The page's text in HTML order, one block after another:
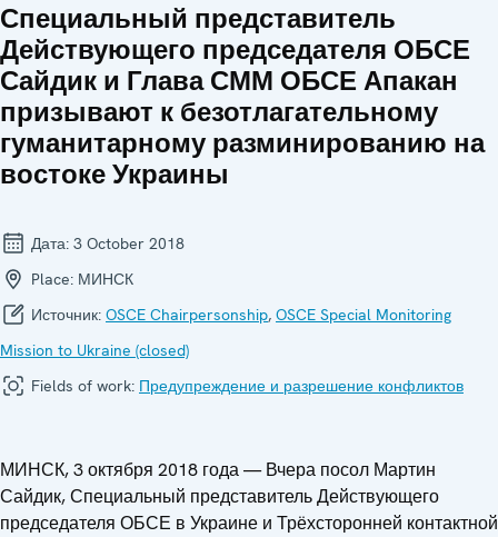
Специальный представитель
Действующего председателя ОБСЕ
Сайдик и Глава СММ ОБСЕ Апакан
призывают к безотлагательному
гуманитарному разминированию на
востоке Украины
Дата: 3 October 2018
Place: МИНСК
Источник: OSCE Chairpersonship, OSCE Special Monitoring
Mission to Ukraine (closed)
Fields of work: Предупреждение и разрешение конфликтов
МИНСК, 3 октября 2018 года — Вчера посол Мартин
Сайдик, Специальный представитель Действующего
председателя ОБСЕ в Украине и Трёхсторонней контактной